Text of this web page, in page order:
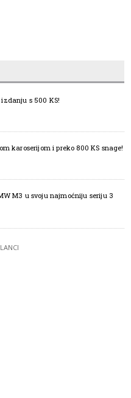
s 500 KS!
karoserijom i preko 800 KS snage!
M3 u svoju najmoćniju seriju 3